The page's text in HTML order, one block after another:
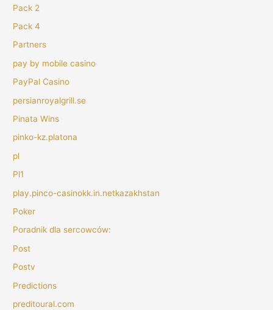
Pack 2
Pack 4
Partners
pay by mobile casino
PayPal Casino
persianroyalgrill.se
Pinata Wins
pinko-kz.platona
pl
Pl1
play.pinco-casinokk.in.netkazakhstan
Poker
Poradnik dla sercowców:
Post
Postv
Predictions
preditoural.com